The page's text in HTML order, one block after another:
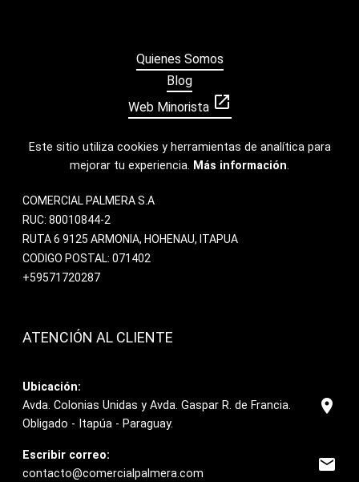
Quienes Somos
Blog
Web Minorista open_in_new
Este sitio utiliza cookies y herramientas de analítica para
mejorar tu experiencia. Más información.
COMERCIAL PALMERA S.A
RUC: 80010844-2
RUTA 6 9125 ARMONIA, HOHENAU, ITAPUA
CODIGO POSTAL: 071402
+59571720287
ATENCIÓN AL CLIENTE
Ubicación:
Avda. Colonias Unidas y Avda. Gaspar R. de Francia.
Obligado - Itapúa - Paraguay.
location_on
Escribir correo:
contacto@comercialpalmera.com
email